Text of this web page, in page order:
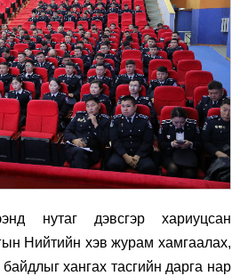
нутаг дэвсгэр хариуцсан
Нийтийн хэв журам хамгаалах,
хангах тасгийн дарга нар